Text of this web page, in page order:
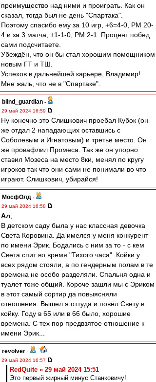
преимущество над ними и проиграть. Как он
сказал, тогда был не день "Спартака".
Поэтому спасибо ему за 10 игр, +6=4-0, РМ 20-
4 и за 3 матча, +1-1-0, РМ 2-1. Процент побед
сами подсчитаете.
Убеждён, что он бы стал хорошим помощником
новым ГТ и ТШ.
Успехов в дальнейшей карьере, Владимир!
Мне жаль, что не в "Спартаке".
blind_guardian -
29 май 2024 16:59
Ну конечно это Слишкович проебал Кубок (он
же отдал 2 нападающих оставшись с
Соболевым и Игнатовым) и третье место. Он
же провафлил Промеса. Так же он упорно
ставил Мозеса на место 8ки, менял по кругу
игроков так что они сами не понимали во что
играют. Слишкович, убирайся!
МосфОлд -
29 май 2024 16:58
Ал
В детском саду была у нас классная девочка
Света Коровина. Да имелся у меня конкурент
по имени Эрик. Бодались с ним за то - с кем
Света спит во время "Тихого часа". Койки у
всех рядом стояли, а по гендерным полам в те
времена не особо разделяли. Спальня одна и
туалет тоже общий. Короче зашли мы с Эриком
в этот самый сортир да повыясняли
отношения. Вышел я оттуда и повёл Свету в
койку. Году в 65 или в 66 было, хорошие
времена. С тех пор предвзятое отношение к
имени Эрик...
revolver -
29 май 2024 16:57
RedQuite » 29 май 2024 15:51
Это первый жирный минус Станковичу!